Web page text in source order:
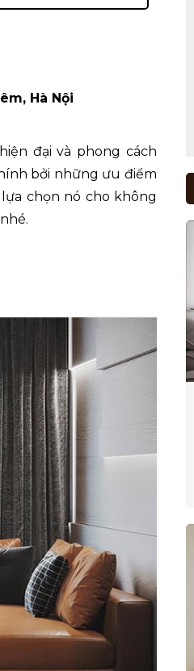
Hà Nội
đại và phong cách
bởi những ưu điểm
chọn nó cho không